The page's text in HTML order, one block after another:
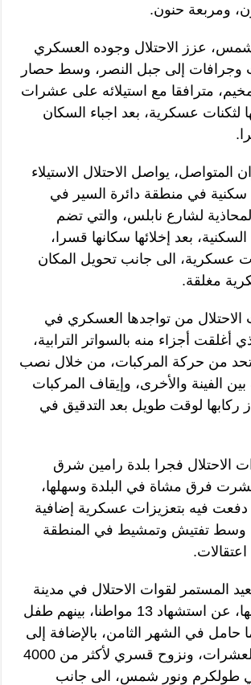
ومربعة حنون.
عزز الاحتلال وجوده العسكري
وجرافات إلى جبل النصر، وسط حصار
مترافقا مع استيلائه على عشرات
لثكنات عسكرية، بعد اجباء السكان
المتواصل، يواصل الاحتلال الاستيلاء
سكنية في منطقة دائرة السير في
لشارع نابلس، والتي تضم
بعد إخلائها سكانها قسرا،
عسكرية، الى جانب تحويل المكان
مغلقة.
الاحتلال من تواجدها العسكري في
أغلقت أجزاء منه بالسواتر الترابية،
من حركة المركبات، من خلال نصب
بين الفينة والأخرى، وإيقاف المركبات
ركابها لوقت طويل بعد التدقيق في
الاحتلال فجرا بلدة رامين شرق
فرق مشاة في البلدة وسهلها،
فيه بتعزيزات عسكرية إضافية
وسط تفتيش وتمشيط في المنطقة
المستمر لقوات الاحتلال في مدينة
طولكرم ومخيميها، عن استشهاد 13 مواطنا، بينهم طفل
حامل في الشهر الثامن، بالإضافة إلى
إصابة واعتقال العشرات، ونزوح قسري لأكثر من 4000
طولكرم ونور شمس، الى جانب